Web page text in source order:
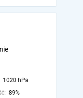
1020 hPa
89%